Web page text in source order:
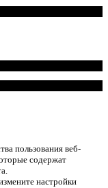
пользования веб-
содержат
настройки